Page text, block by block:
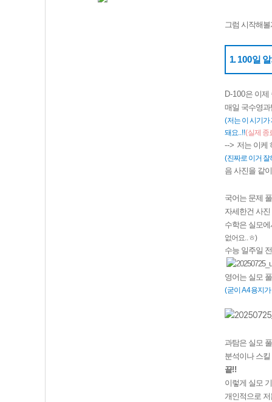
그럼 시작해볼
1.100일
D-100은 이제
매일 국수영
(저는 이 시기
돼요..!!(실제 종
--> 저는 이케
(진짜로 이거
음 사진을 같
국어는 문제
자세한건 사
수학은 실모
없어요..ㅎ)
수능 일주일
영어는 실모
(굳이 A4용지
과탐은 실모
분석이나 스
끝!!
이렇게 실모
개인적으로